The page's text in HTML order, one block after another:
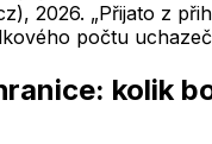
2026. „Přijato z
počtu
kolik